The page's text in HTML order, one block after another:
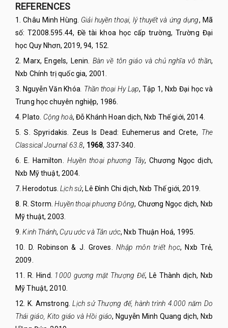
REFERENCES
1.Châu Minh Hùng. Giải huyền thoại, lý thuyết và ứng dụng, Mã
số: T2008.595.44, Đề tài khoa học cấp trường, Trường Đại
học Quy Nhơn, 2019, 94, 152.
2.
Marx, Engels, Lenin Bàn về tôn giáo và chủ nghĩa vô thần,
Nxb Chính trị quốc gia, 2001.
3.
Nguyễn Văn Khóa . Thần thoại Hy Lạp, Tập 1, Nxb Đại học và
Trung học chuyên nghiệp, 1986.
4. Plato. Cộng hoà, Đỗ Khánh Hoan dịch, Nxb Thế giới, 2014.
5.
S. Spyridakis. Zeus Is Dead: Euhemerus and Crete, The
Classical Journal 63.8, 1968, 337-340.
6.
E. Hamilton. Huyền thoại phương Tây, Chương Ngọc dịch,
Nxb Mỹ thuật, 2004.
7. Herodotus.Lịch sử, Lê Đình Chi dịch, Nxb Thế giới, 2019.
8.
R. Storm.Huyền thoại phương Đông, Chương Ngọc dịch, Nxb
Mỹ thuật, 2003.
9. Kinh Thánh, Cựu ước và Tân ước, Nxb Thuận Hoá, 1995.
10.
D. Robinson & J. Groves.Nhập môn triết học, Nxb Trẻ,
2009.
11.
R. Hind. 1000 gương mặt Thượng Đế, Lê Thành dịch, Nxb
Mỹ Thuật, 2010.
12.
K. Amstrong.Lịch sử Thượng đế, hành trình 4.000 năm Do
Thái giáo, Kito giáo và Hồi giáo, Nguyễn Minh Quang dịch, Nxb